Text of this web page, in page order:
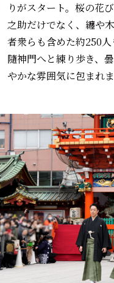
りがスタート。桜の花
之助だけでなく、纏や
者衆らも含めた約250
隨神門へと練り歩き、
やかな雰囲気に包まれま